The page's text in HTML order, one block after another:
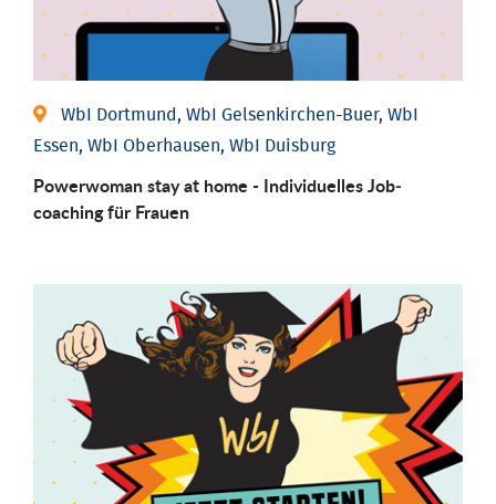
WbI Dortmund, WbI Gelsenkirchen-Buer, WbI
Essen, WbI Oberhausen, WbI Duisburg
Powerwoman stay at home - Individu­elles Job­
coaching für Frauen